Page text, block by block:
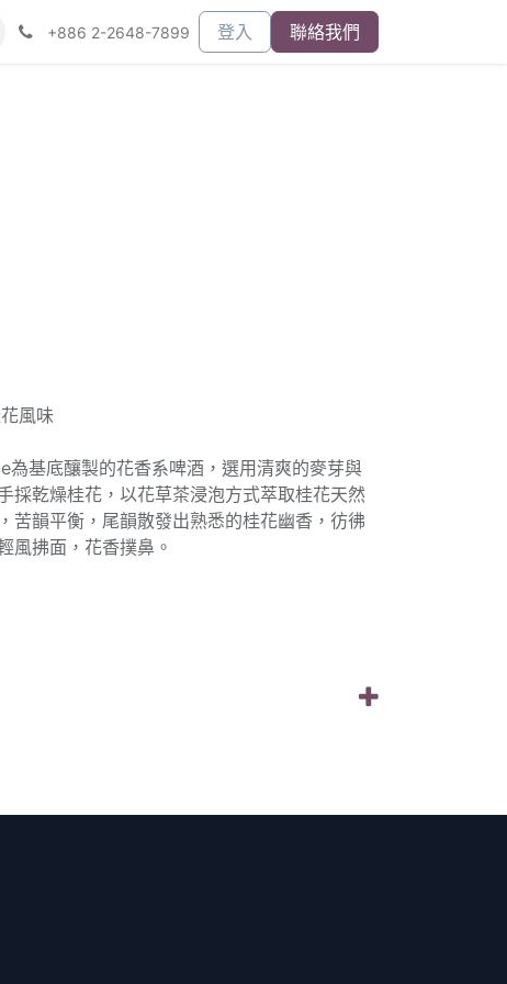
+886 2-2648-7899 登入 聯絡我們
風味
為基底釀製的花香系啤酒，選用清爽的麥芽與
採乾燥桂花，以花草茶浸泡方式萃取桂花天然
苦韻平衡，尾韻散發出熟悉的桂花幽香，彷彿
風拂面，花香撲鼻。